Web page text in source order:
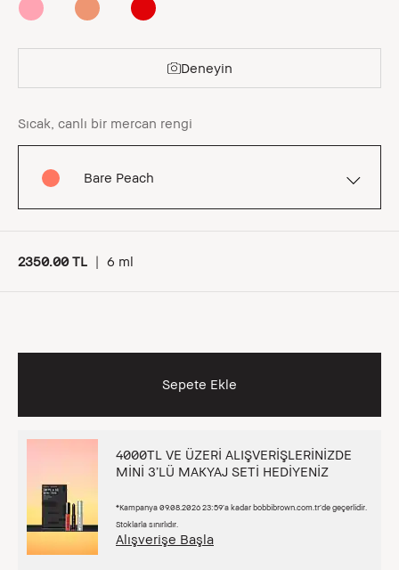
Deneyin
Sıcak, canlı bir mercan rengi
Bare Peach
2350.00 TL | 6 ml
Sepete Ekle
4000TL VE ÜZERİ ALIŞVERİŞLERİNİZDE
MİNİ 3’LÜ MAKYAJ SETİ HEDİYENİZ
*Kampanya 09.08.2026 23:59’a kadar bobbibrown.com.tr’de geçerlidir.
Stoklarla sınırlıdır.
Alışverişe Başla